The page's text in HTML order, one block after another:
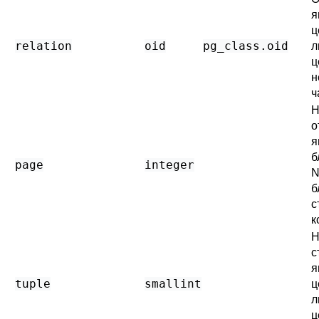
relation oid pg_class .oid
page integer
tuple smallint